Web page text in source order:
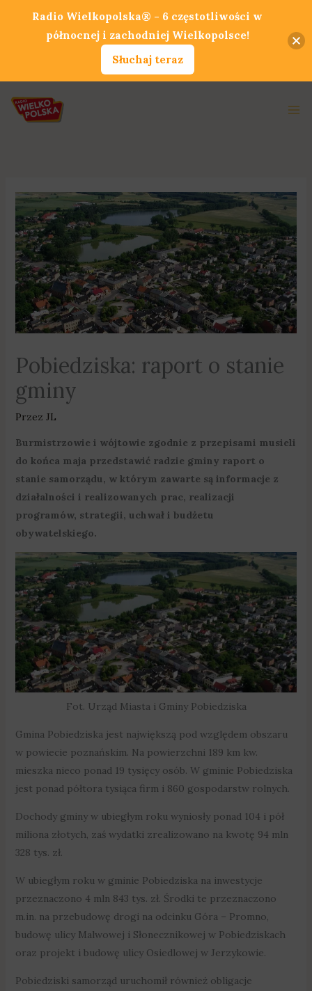
Pobiedziska: raport o stanie
gminy
Przez JL
Burmistrzowie i wójtowie zgodnie z przepisami musieli
do końca maja przedstawić radzie gminy raport o
stanie samorządu, w którym zawarte są informacje z
działalności i realizowanych prac, realizacji
programów, strategii, uchwał i budżetu
obywatelskiego.
Fot. Urząd Miasta i Gminy Pobiedziska
Gmina Pobiedziska jest największą pod względem obszaru
w powiecie poznańskim. Na powierzchni 189 km kw.
mieszka nieco ponad 19 tysięcy osób. W gminie Pobiedziska
jest ponad półtora tysiąca firm i 860 gospodarstw rolnych.
Dochody gminy w ubiegłym roku wyniosły ponad 104 i pół
miliona złotych, zaś wydatki zrealizowano na kwotę 94 mln
328 tys. zł.
W ubiegłym roku w gminie Pobiedziska na inwestycje
przeznaczono 4 mln 843 tys. zł. Środki te przeznaczono
m.in. na przebudowę drogi na odcinku Góra – Promno,
budowę ulicy Malwowej i Słonecznikowej w Pobiedziskach
oraz projekt i budowę ulicy Osiedlowej w Jerzykowie.
Pobiedziski samorząd uruchomił również obligacje
Radio Wielkopolska® - 6 częstotliwości w
północnej i zachodniej Wielkopolsce!
Słuchaj teraz